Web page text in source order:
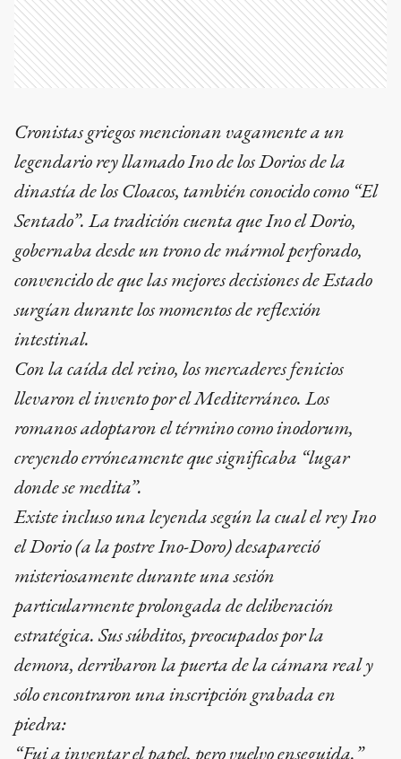
Cronistas griegos mencionan vagamente a un
legendario rey llamado Ino de los Dorios de la
dinastía de los Cloacos, también conocido como “El
Sentado”. La tradición cuenta que Ino el Dorio,
gobernaba desde un trono de mármol perforado,
convencido de que las mejores decisiones de Estado
surgían durante los momentos de reflexión
intestinal.
Con la caída del reino, los mercaderes fenicios
llevaron el invento por el Mediterráneo. Los
romanos adoptaron el término como inodorum,
creyendo erróneamente que significaba “lugar
donde se medita”.
Existe incluso una leyenda según la cual el rey Ino
el Dorio (a la postre Ino-Doro) desapareció
misteriosamente durante una sesión
particularmente prolongada de deliberación
estratégica. Sus súbditos, preocupados por la
demora, derribaron la puerta de la cámara real y
sólo encontraron una inscripción grabada en
piedra:
“Fui a inventar el papel, pero vuelvo enseguida.”